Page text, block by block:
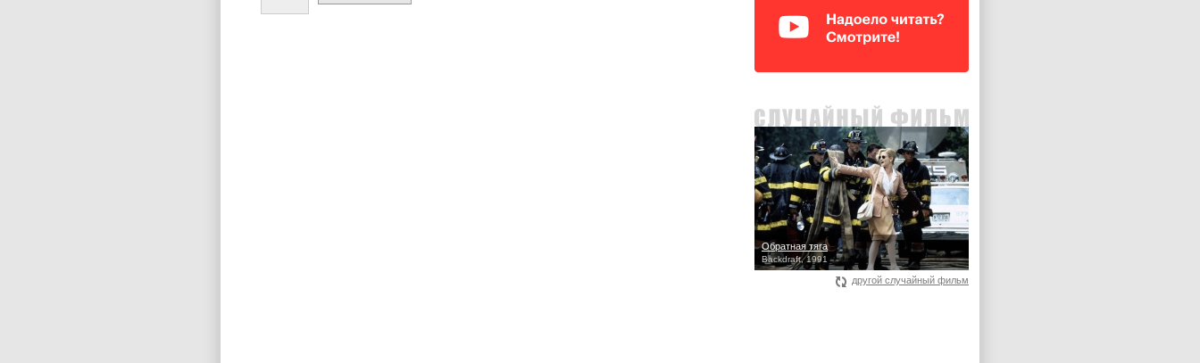
Обратная тяга
Backdraft, 1991
другой случайный фильм